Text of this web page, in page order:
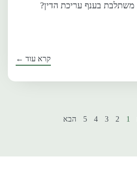
משתלבת בענף עריכת הדין?
קרא עוד ←
1
2
3
4
5 הבא